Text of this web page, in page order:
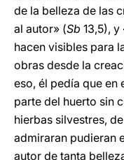
de la belleza de las
al autor» (Sb 13,5),
hacen visibles para
obras desde la
eso, él pedía que en
parte del huerto sin
hierbas silvestres,
admiraran pudieran
autor de tanta